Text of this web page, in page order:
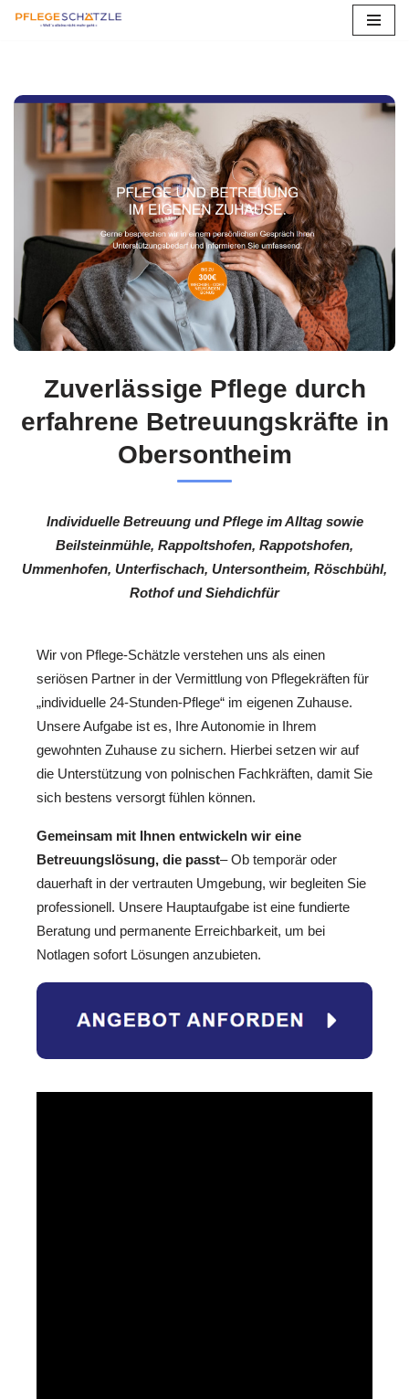
springen
Zuverlässige Pflege durch
erfahrene Betreuungskräfte in
Obersontheim
Individuelle Betreuung und Pflege im Alltag sowie
Beilsteinmühle, Rappoltshofen, Rappotshofen,
Ummenhofen, Unterfischach, Untersontheim, Röschbühl,
Rothof und Siehdichfür
Wir von Pflege-Schätzle verstehen uns als einen
seriösen Partner in der Vermittlung von Pflegekräften für
„individuelle 24-Stunden-Pflege“ im eigenen Zuhause.
Unsere Aufgabe ist es, Ihre Autonomie in Ihrem
gewohnten Zuhause zu sichern. Hierbei setzen wir auf
die Unterstützung von polnischen Fachkräften, damit Sie
sich bestens versorgt fühlen können.
Gemeinsam mit Ihnen entwickeln wir eine
Betreuungslösung, die passt– Ob temporär oder
dauerhaft in der vertrauten Umgebung, wir begleiten Sie
professionell. Unsere Hauptaufgabe ist eine fundierte
Beratung und permanente Erreichbarkeit, um bei
Notlagen sofort Lösungen anzubieten.